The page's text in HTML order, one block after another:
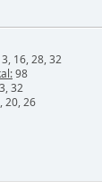
16, 28, 32
98
32
20, 26